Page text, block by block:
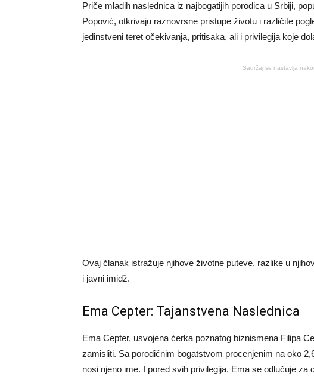
Priče mladih naslednica iz najbogatijih porodica u Srbiji,
Popović, otkrivaju raznovrsne pristupe životu i različite
jedinstveni teret očekivanja, pritisaka, ali i privilegija koje
Sadržaj se nastavlja
Ovaj članak istražuje njihove životne puteve, razlike u
i javni imidž.
Ema Cepter: Tajanstvena Naslednica
Ema Cepter, usvojena ćerka poznatog biznismena Filipa
zamisliti. Sa porodičnim bogatstvom procenjenim na oko
nosi njeno ime. I pored svih privilegija, Ema se odlučuje za